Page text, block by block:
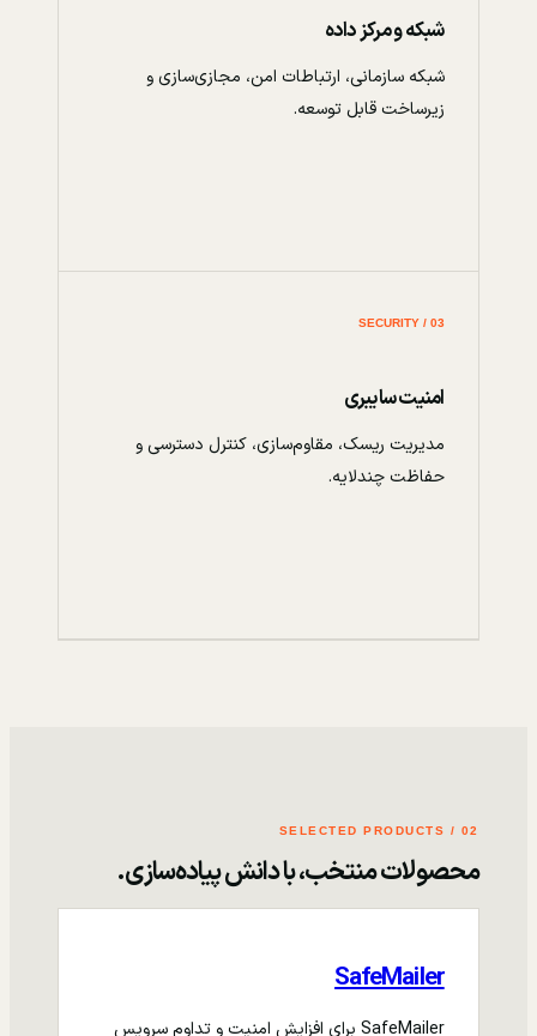
شبکه و مرکز داده
شبکه سازمانی، ارتباطات امن، مجازی‌سازی و
زیرساخت قابل توسعه.
03 / SECURITY
امنیت سایبری
مدیریت ریسک، مقاوم‌سازی، کنترل دسترسی و
حفاظت چندلایه.
02 / SELECTED PRODUCTS
محصولات منتخب، با دانش پیاده‌سازی.
SafeMailer
SafeMailer برای افزایش امنیت و تداوم سرویس